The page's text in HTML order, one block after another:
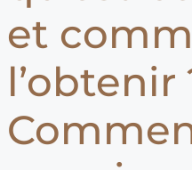
et
l’obtenir